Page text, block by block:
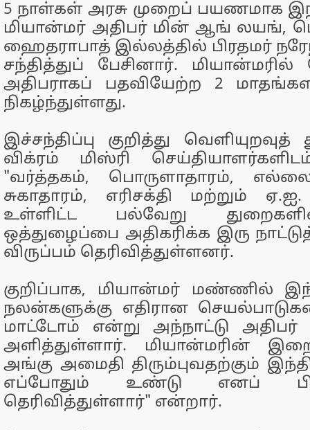
5 நாள்கள் அரசு முறைப் பயணமாக
மியான்மர் அதிபர் மின் ஆங் லயங்,
ஹைதராபாத் இல்லத்தில் பிரதமர்
சந்தித்துப் பேசினார். மியான்மரில்
அதிபராகப் பதவியேற்ற 2
நிகழ்ந்துள்ளது.
இச்சந்திப்பு குறித்து
விக்ரம் மிஸ்ரி
"வர்த்தகம், பொருளாதாரம்,
சுகாதாரம், எரிசக்தி மற்றும்
உள்ளிட்ட பல்வேறு
ஒத்துழைப்பை அதிகரிக்க இரு
விருப்பம் தெரிவித்துள்ளனர்.
குறிப்பாக, மியான்மர் மண்ணில்
நலன்களுக்கு எதிரான
மாட்டோம் என்று அந்நாட்டு அதிபர்
அளித்துள்ளார். மியான்மரின்
அங்கு அமைதி திரும்புவதற்கும்
எப்போதும் உண்டு எனப்
தெரிவித்துள்ளார்" என்றார்.